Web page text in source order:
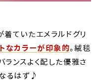
着ていたエメラルドグリ
なカラーが印象的。絨毯
ランスよく配した優雅さ
るはず♪